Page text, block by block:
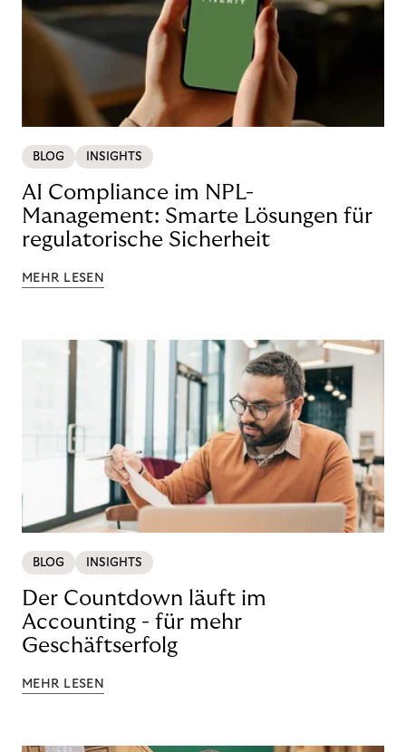
BLOG INSIGHTS
AI Compliance im NPL-
Management: Smarte Lösungen für
regulatorische Sicherheit
MEHR LESEN
BLOG INSIGHTS
Der Countdown läuft im
Accounting - für mehr
Geschäftserfolg
MEHR LESEN